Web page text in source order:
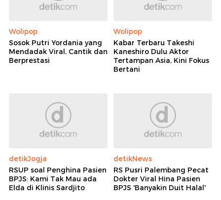
Wolipop
Sosok Putri Yordania yang
Mendadak Viral, Cantik dan
Berprestasi
Wolipop
Kabar Terbaru Takeshi
Kaneshiro Dulu Aktor
Tertampan Asia, Kini Fokus
Bertani
detikJogja
RSUP soal Penghina Pasien
BPJS: Kami Tak Mau ada
Elda di Klinis Sardjito
detikNews
RS Pusri Palembang Pecat
Dokter Viral Hina Pasien
BPJS 'Banyakin Duit Halal'